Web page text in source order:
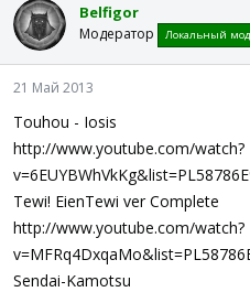
Belfigor
Модератор Локальный
21 Май 2013
Touhou - Iosis
http://www.youtube.com/watch?
Tewi! EienTewi ver Complete
http://www.youtube.com/watch?
Sendai-Kamotsu